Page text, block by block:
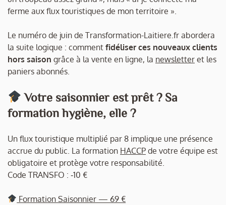
ferme aux flux touristiques de mon territoire ».
Le numéro de juin de Transformation-Laitiere.fr abordera
la suite logique : comment fidéliser ces nouveaux clients
hors saison grâce à la vente en ligne, la newsletter et les
paniers abonnés.
Votre saisonnier est prêt ? Sa
formation hygiène, elle ?
Un flux touristique multiplié par 8 implique une présence
accrue du public. La formation HACCP de votre équipe est
obligatoire et protège votre responsabilité.
Code TRANSFO : ‑10 €
Formation Saisonnier — 69 €